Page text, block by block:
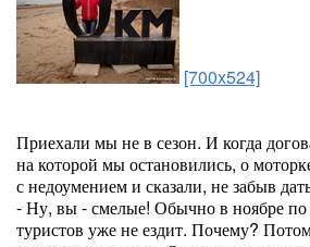
[700x524]
Приехали мы не в сезон. И когда
на которой мы остановились, о
с недоумением и сказали, не забыв
- Ну, вы - смелые! Обычно в ноябре по
туристов уже не ездит. Почему?